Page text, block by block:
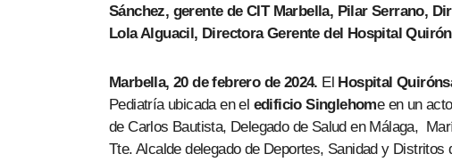
Sánchez, gerente de CIT Marbella, Pilar Serrano,
Lola Alguacil, Directora Gerente del Hospital
Marbella, 20 de febrero de 2024. El Hospital
Pediatría ubicada en el edificio Singlehome en un
de Carlos Bautista, Delegado de Salud en Málaga,
Tte. Alcalde delegado de Deportes, Sanidad y